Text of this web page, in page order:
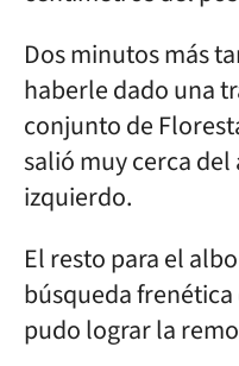
Dos minutos más
haberle dado una
conjunto de
salió muy cerca
izquierdo.
El resto para el
búsqueda
pudo lograr la